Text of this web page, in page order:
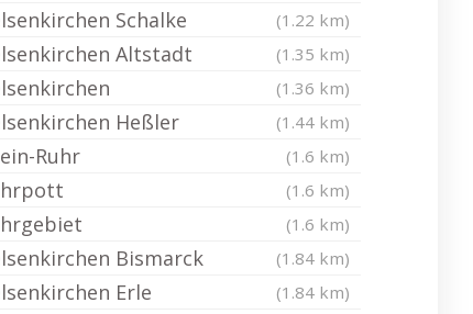
Schalke (1.22 km)
Altstadt (1.35 km)
(1.36 km)
Heßler (1.44 km)
Ruhr (1.6 km)
(1.6 km)
(1.6 km)
Bismarck (1.84 km)
Erle (1.84 km)